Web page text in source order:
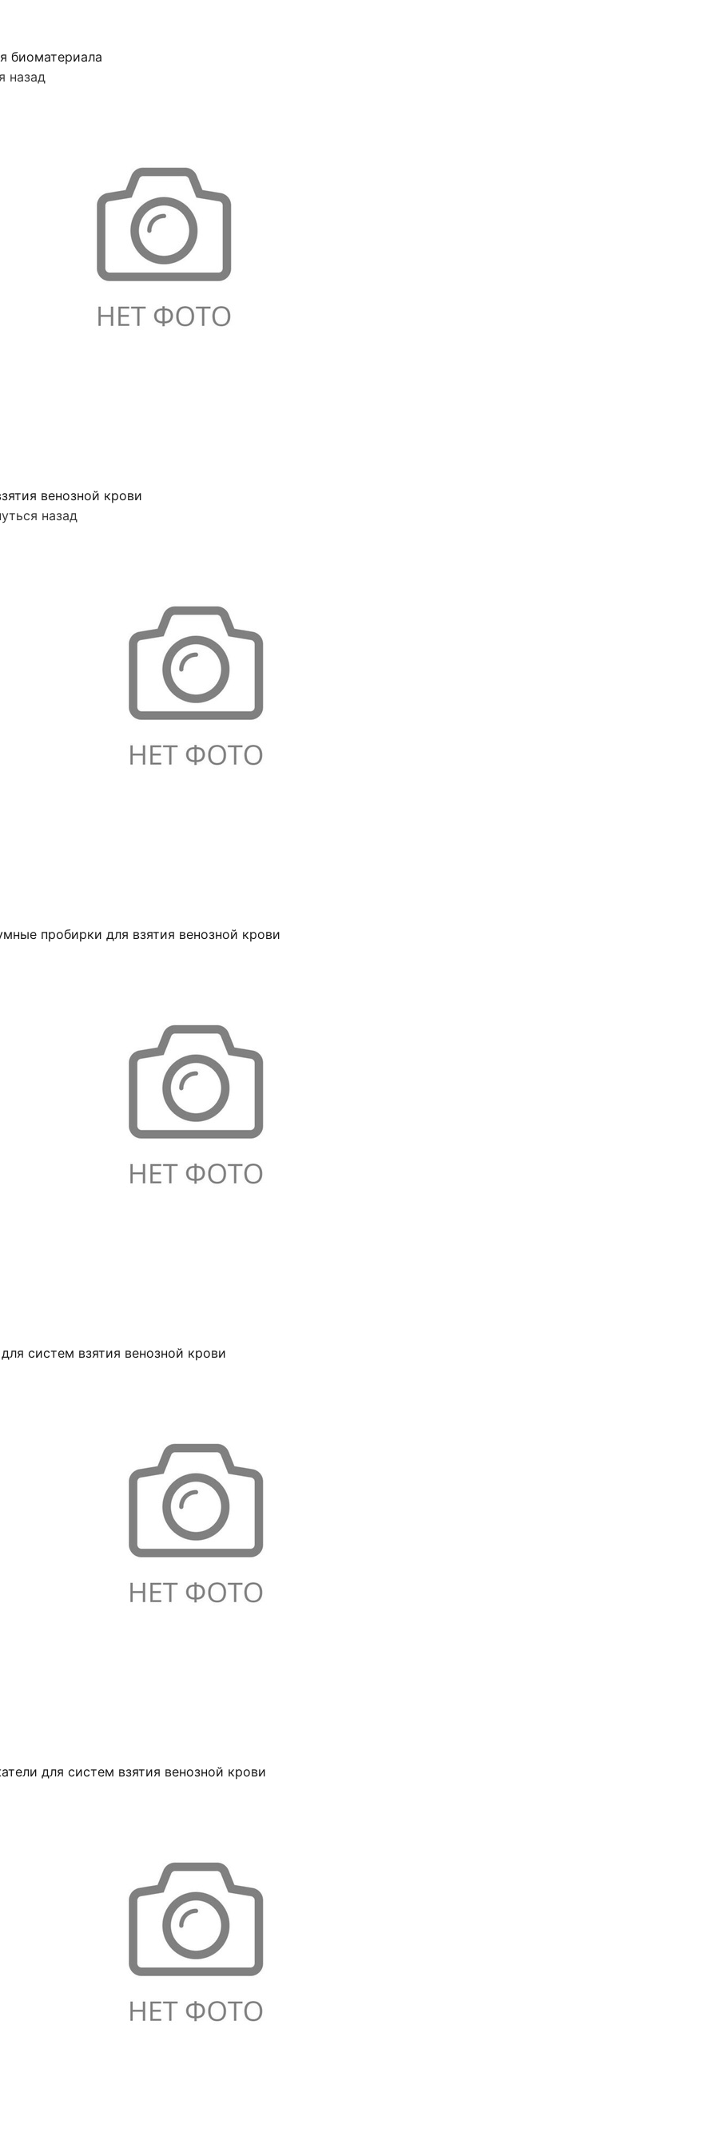
биоматериала
назад
венозной крови
назад
пробирки для взятия венозной крови
систем взятия венозной крови
для систем взятия венозной крови